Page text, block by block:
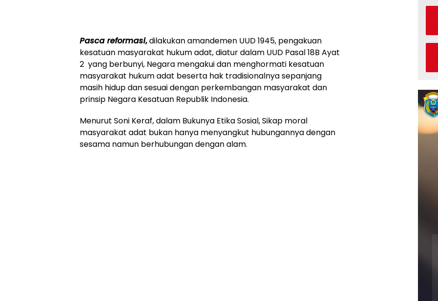
Pasca reformasi,dilakukan amandemen UUD 1945, pengakuan
kesatuan masyarakat hukum adat, diatur dalam UUD Pasal 18B Ayat
2 yang berbunyi, Negara mengakui dan menghormati kesatuan
masyarakat hukum adat beserta hak tradisionalnya sepanjang
masih hidup dan sesuai dengan perkembangan masyarakat dan
prinsip Negara Kesatuan Republik Indonesia.
Menurut Soni Keraf, dalam Bukunya Etika Sosial, Sikap moral
masyarakat adat bukan hanya menyangkut hubungannya dengan
sesama namun berhubungan dengan alam.